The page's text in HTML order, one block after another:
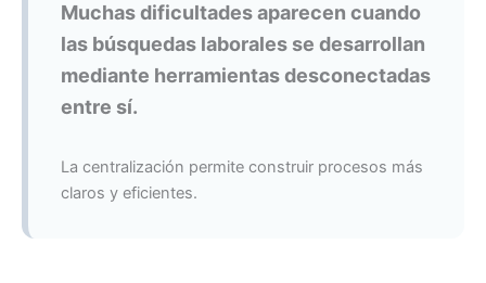
Muchas dificultades aparecen cuando
las búsquedas laborales se desarrollan
mediante herramientas desconectadas
entre sí.
La centralización permite construir procesos más
claros y eficientes.